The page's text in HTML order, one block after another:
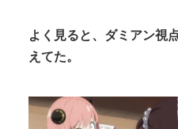
よく見ると、ダミアン視
えてた。